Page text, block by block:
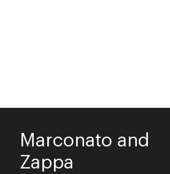
Marconato and
Zappa